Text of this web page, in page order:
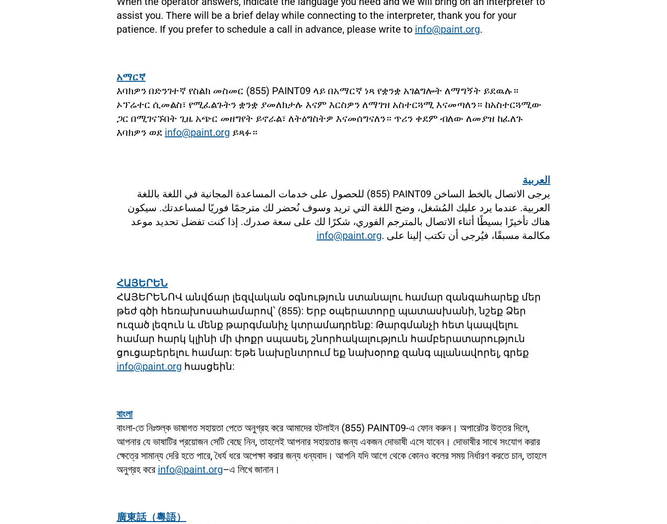
assist you. There will be a brief delay while connecting to the interpreter, thank you for your
patience. If you prefer to schedule a call in advance, please write to info@paint.org.
አማርኛ
እባክዎን በድንገተኛ የስልክ መስመር (855) PAINT09 ላይ በአማርኛ ነጻ የቋንቋ አገልግሎት ለማግኝት ይደዉሉ።
ኦፕሬተር ሲመልስ፣ የሚፈልጉትን ቋንቋ ያመለክታሉ እናም እርስዎን ለማገዝ አስተርጓሚ እናመጣለን። ከአስተርጓሚው
ጋር በሚገናኙበት ጊዜ አጭር መዘግየት ይኖራል፣ ለትዕግስትዎ እናመሰግናለን። ጥሪን ቀደም ብለው ለመያዝ ከፈለጉ
እባክዎን ወደ info@paint.org ይጻፉ።
العربية
يرجى الاتصال بالخط الساخن (855) PAINT09 للحصول على خدمات المساعدة المجانية في اللغة باللغة
العربية. عندما يرد عليك المُشغل، وضح اللغة التي تريد وسوف نُحضر لك مترجمًا فوريًا لمساعدتك. سيكون
هناك تأخيرًا بسيطًا أثناء الاتصال بالمترجم الفوري، شكرًا لك على سعة صدرك. إذا كنت تفضل تحديد موعد
مكالمة مسبقًا، فيُرجى أن تكتب إلينا على info@paint.org.
ՀԱՅԵՐԵՆ
ՀԱՅԵՐԵՆՈՎ անվճար լեզվական օգնություն ստանալու համար զանգահարեք մեր
թեժ գծի հեռախոսահամարով՝ (855): Երբ օպերատորը պատասխանի, նշեք Ձեր
ուզած լեզուն և մենք թարգմանիչ կտրամադրենք: Թարգմանչի հետ կապվելու
համար հարկ կլինի մի փոքր սպասել, շնորհակալություն համբերատարություն
ցուցաբերելու համար: Եթե նախընտրում եք նախօրոք զանգ պլանավորել, գրեք
info@paint.org հասցեին:
বাংলা
বাংলা-তে নিঃশুল্ক ভাষাগত সহায়তা পেতে অনুগ্রহ করে আমাদের হটলাইন (855) PAINT09-এ ফোন করুন। অপারেটর উত্তর দিলে,
আপনার যে ভাষাটির প্রয়োজন সেটি বেছে নিন, তাহলেই আপনার সহায়তার জন্য একজন দোভাষী এসে যাবেন। দোভাষীর সাথে সংযোগ করার
ক্ষেত্রে সামান্য দেরি হতে পারে, ধৈর্য ধরে অপেক্ষা করার জন্য ধন্যবাদ। আপনি যদি আগে থেকে কোনও কলের সময় নির্ধারণ করতে চান, তাহলে
অনুগ্রহ করে info@paint.org–এ লিখে জানান।
廣東話（粵語）